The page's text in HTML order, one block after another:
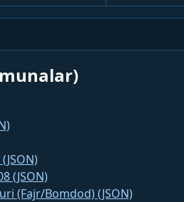
(JSON)
(Fajr/Bomdod) (JSON)